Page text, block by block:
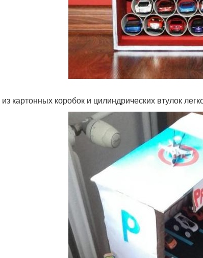
картонных коробок и цилиндрических втулок